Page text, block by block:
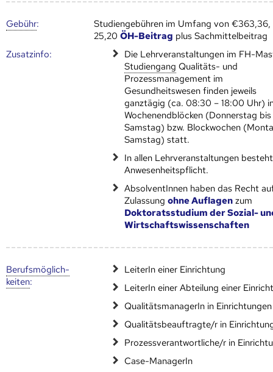
Gebühr:
Studiengebühren im Umfang von
25,20ÖH-Beitrag plus Sachmittelbeitrag
Zusatz­info:
Die Lehrveranstaltungen im FH-
Studien­gang Qualitäts- und
Prozessmanagement im
Gesundheitswesen finden jeweils
ganztägig (ca. 08:30 – 18:00 Uhr)
Wochenendblöcken (Donnerstag bis
Samstag) bzw. Blockwochen
Samstag) statt.
In allen Lehrveranstaltungen besteht
Anwesenheitspflicht.
AbsolventInnen haben das Recht
Zulassungohne Auflagen zum
Doktoratsstudium der Sozial-
Wirtschaftswissenschaften
Berufs­möglich­
keiten:
LeiterIn einer Einrichtung
LeiterIn einer Abteilung einer
QualitätsmanagerIn in Einrichtungen
Qualitätsbeauftragte/r in
Prozessverantwortliche/r in
Case-ManagerIn